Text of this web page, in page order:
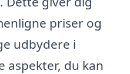
priser og
udbydere i
aspekter, du kan